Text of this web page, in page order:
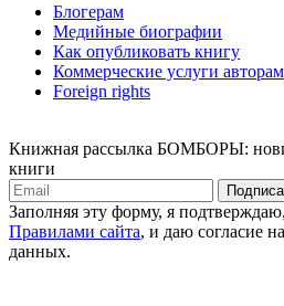
Блогерам
Медийные биографии
Как опубликовать книгу
Коммерческие услуги авторам
Foreign rights
Книжная рассылка БОМБОРЫ:
книги
Заполняя эту форму, я
Правилами сайта, и даю согласие
данных.